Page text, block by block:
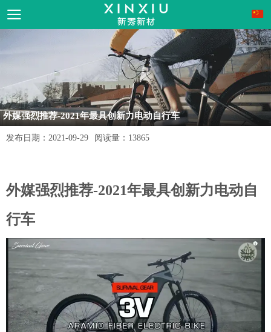
外媒强烈推荐-2021年最具创新力电动自行车
发布日期： 2021-09-29 阅读量： 13865
外媒强烈推荐-2021年最具创新力电动自
行车